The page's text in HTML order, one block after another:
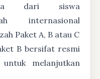
dari siswa
internasional
Paket A, B atau C
B bersifat resmi
melanjutkan